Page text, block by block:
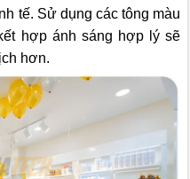
tế. Sử dụng các tông màu
hợp ánh sáng hợp lý sẽ
hơn.